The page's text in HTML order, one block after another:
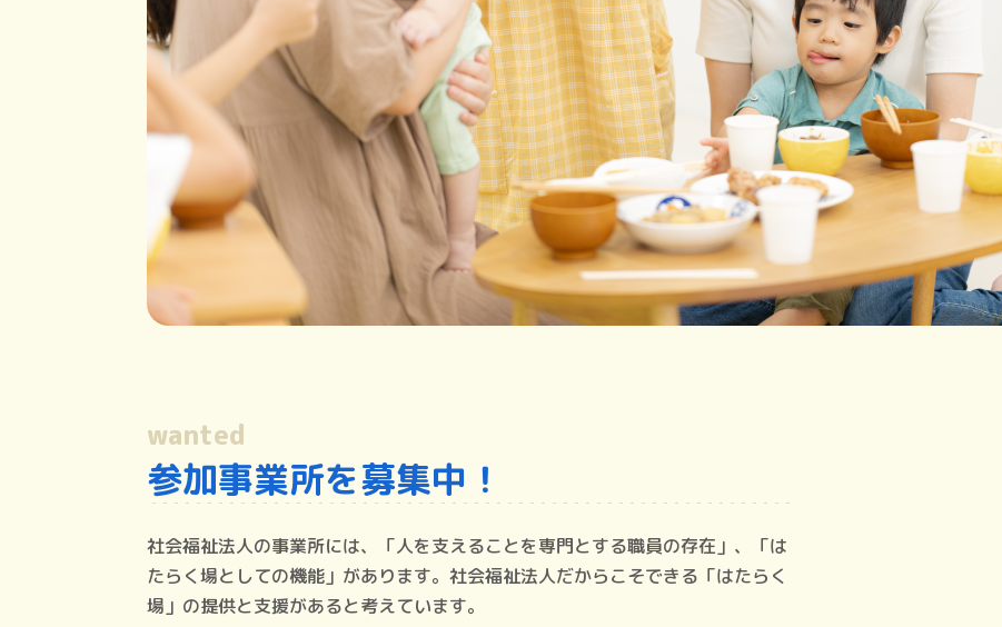
wanted
参加事業所を募集中！
社会福祉法人の事業所には、「人を支えることを専門とする職員の存在」、「は
たらく場としての機能」があります。社会福祉法人だからこそできる「はたらく
場」の提供と支援があると考えています。